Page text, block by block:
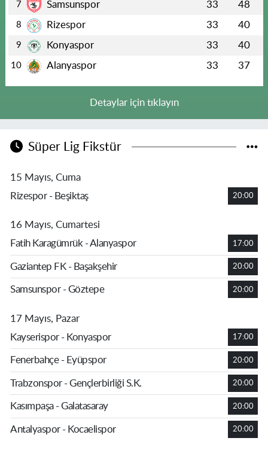
7 Samsunspor 33 48
8 Rizespor 33 40
9 Konyaspor 33 40
10 Alanyaspor 33 37
Detaylar için tıklayın
Süper Lig Fikstür
15 Mayıs, Cuma
Rizespor - Beşiktaş
20:00
16 Mayıs, Cumartesi
Fatih Karagümrük - Alanyaspor
17:00
Gaziantep FK - Başakşehir 20:00
Samsunspor - Göztepe 20:00
17 Mayıs, Pazar
Kayserispor - Konyaspor
17:00
Fenerbahçe - Eyüpspor 20:00
Trabzonspor - Gençlerbirliği S.K. 20:00
Kasımpaşa - Galatasaray 20:00
Antalyaspor - Kocaelispor 20:00